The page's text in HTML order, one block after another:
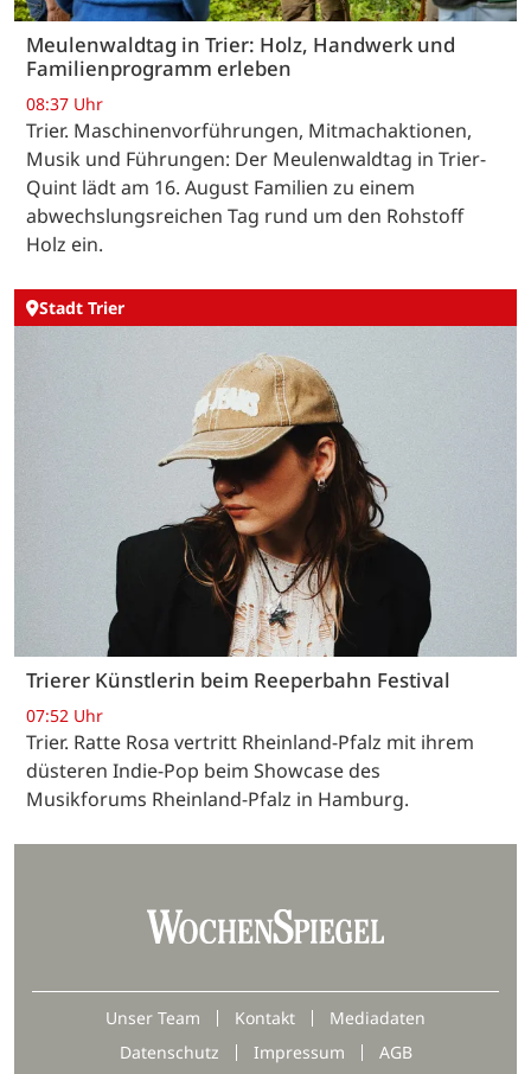
Meulenwaldtag in Trier: Holz, Handwerk und
Familienprogramm erleben
08:37 Uhr
Trier. Maschinenvorführungen, Mitmachaktionen,
Musik und Führungen: Der Meulenwaldtag in Trier-
Quint lädt am 16. August Familien zu einem
abwechslungsreichen Tag rund um den Rohstoff
Holz ein.
Stadt Trier
Trierer Künstlerin beim Reeperbahn Festival
07:52 Uhr
Trier. Ratte Rosa vertritt Rheinland-Pfalz mit ihrem
düsteren Indie-Pop beim Showcase des
Musikforums Rheinland-Pfalz in Hamburg.
Unser Team Kontakt
Mediadaten
Datenschutz
Impressum AGB